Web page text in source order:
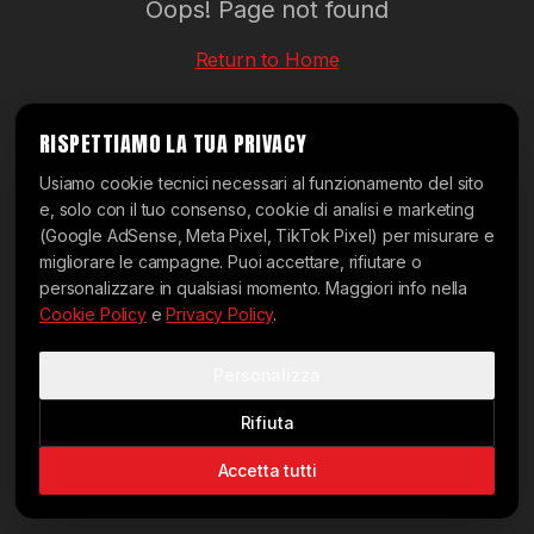
RISPETTIAMO LA TUA PRIVACY
Usiamo cookie tecnici necessari al funzionamento del sito
e, solo con il tuo consenso, cookie di analisi e marketing
(Google AdSense, Meta Pixel, TikTok Pixel) per misurare e
migliorare le campagne. Puoi accettare, rifiutare o
personalizzare in qualsiasi momento. Maggiori info nella
Cookie Policy e Privacy Policy.
Rifiuta
Accetta tutti
Oops! Page not found
Return to Home